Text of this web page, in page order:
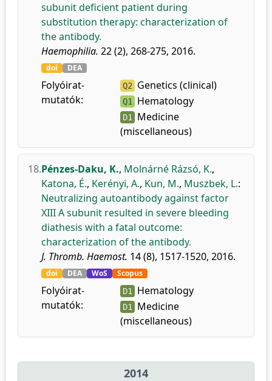
subunit deficient patient during
substitution therapy: characterization of
the antibody.
Haemophilia. 22 (2), 268-275, 2016.
doi DEA
Folyóirat-
mutatók:
Q2 Genetics (clinical)
Q1 Hematology
D1
Medicine
(miscellaneous)
18.Pénzes-Daku, K., Molnárné Rázsó, K.,
Katona, É., Kerényi, A., Kun, M., Muszbek, L.:
Neutralizing autoantibody against factor
XIII A subunit resulted in severe bleeding
diathesis with a fatal outcome:
characterization of the antibody.
J. Thromb. Haemost. 14 (8), 1517-1520, 2016.
doi DEA WoS Scopus
Folyóirat-
mutatók:
D1 Hematology
D1
Medicine
(miscellaneous)
2014